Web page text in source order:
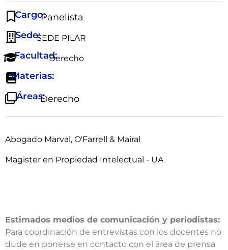
Cargo:Panelista
Sede:SEDE PILAR
Facultad:Derecho
Materias:
Áreas:Derecho
Abogado Marval, O'Farrell & Mairal
Magister en Propiedad Intelectual - UA
Estimados medios de comunicación y periodistas:
Para coordinación de entrevistas con los docentes no
dude en ponerse en contacto con el área de prensa